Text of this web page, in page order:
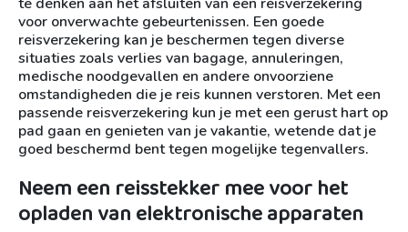
voor onverwachte gebeurtenissen. Een goede
reisverzekering kan je beschermen tegen diverse
situaties zoals verlies van bagage, annuleringen,
medische noodgevallen en andere onvoorziene
omstandigheden die je reis kunnen verstoren. Met een
passende reisverzekering kun je met een gerust hart op
pad gaan en genieten van je vakantie, wetende dat je
goed beschermd bent tegen mogelijke tegenvallers.
Neem een reisstekker mee voor het
opladen van elektronische apparaten